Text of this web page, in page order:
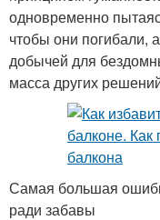
одновременно
чтобы они погибали,
добычей для
масса других
Самая большая
ради забавы